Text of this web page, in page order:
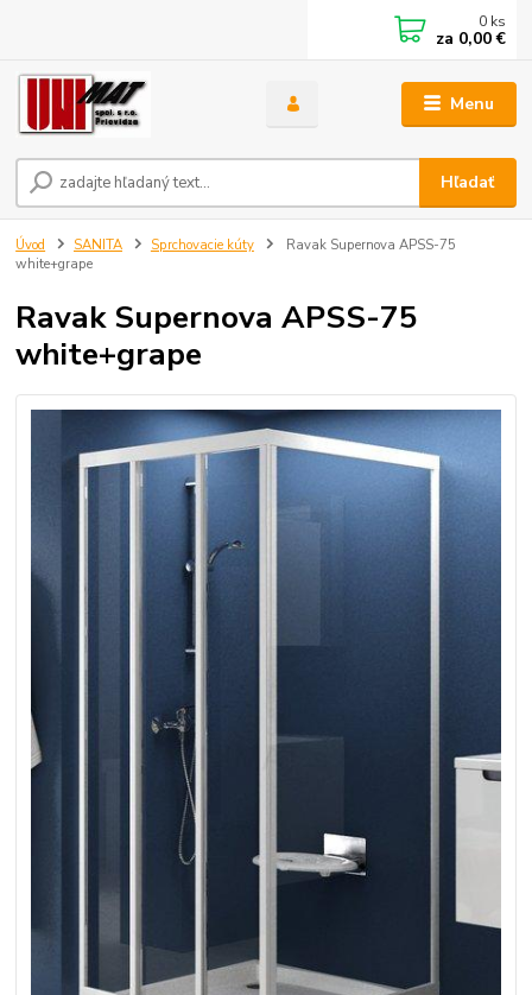
Menu
Hľadať
0 ks
za 0,00 €
Úvod SANITA Sprchovacie kúty
Ravak Supernova APSS-75
white+grape
Ravak Supernova APSS-75
white+grape